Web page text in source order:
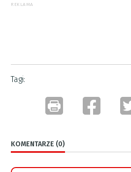
REKLAMA
Tagi:
KOMENTARZE (0)